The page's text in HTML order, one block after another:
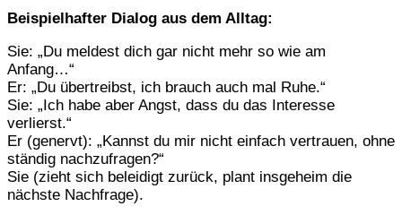
Beispielhafter Dialog aus dem Alltag:
Sie: „Du meldest dich gar nicht mehr so wie am
Anfang…“
Er: „Du übertreibst, ich brauch auch mal Ruhe.“
Sie: „Ich habe aber Angst, dass du das Interesse
verlierst.“
Er (genervt): „Kannst du mir nicht einfach vertrauen, ohne
ständig nachzufragen?“
Sie (zieht sich beleidigt zurück, plant insgeheim die
nächste Nachfrage).